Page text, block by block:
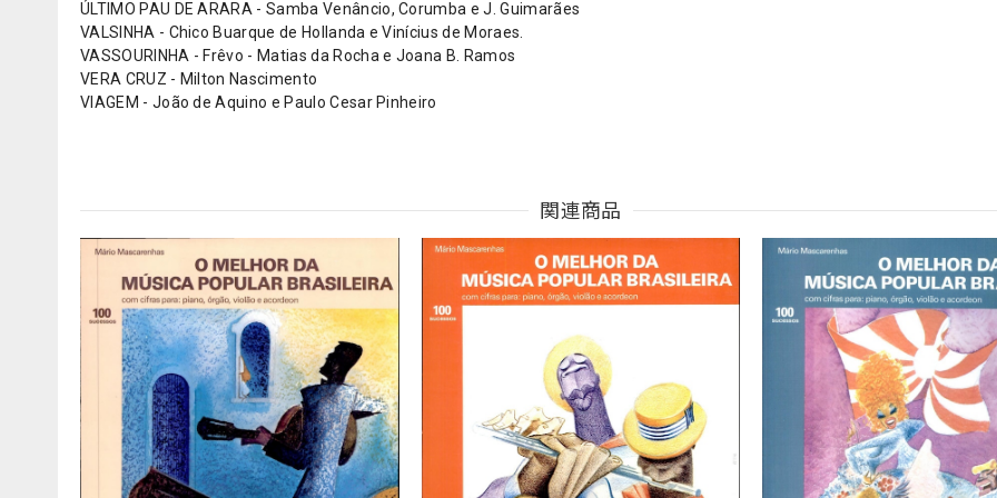
ÚLTIMO PAU DE ARARA - Samba Venâncio, Corumba e J. Guimarães
VALSINHA - Chico Buarque de Hollanda e Vinícius de Moraes.
VASSOURINHA - Frêvo - Matias da Rocha e Joana B. Ramos
VERA CRUZ - Milton Nascimento
VIAGEM - João de Aquino e Paulo Cesar Pinheiro
関連商品